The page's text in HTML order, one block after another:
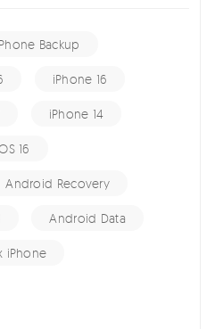
Backup
iPhone 16
iPhone 14
16
Android Recovery
Android Data
iPhone